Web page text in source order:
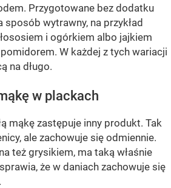
Przygotowane bez dodatku
wytrawny, na przykład
i ogórkiem albo jajkiem
W każdej z tych wariacji
na długo.
w plackach
mąkę zastępuje inny produkt. Tak
ale zachowuje się odmiennie.
też grysikiem, ma taką właśnie
że w daniach zachowuje się